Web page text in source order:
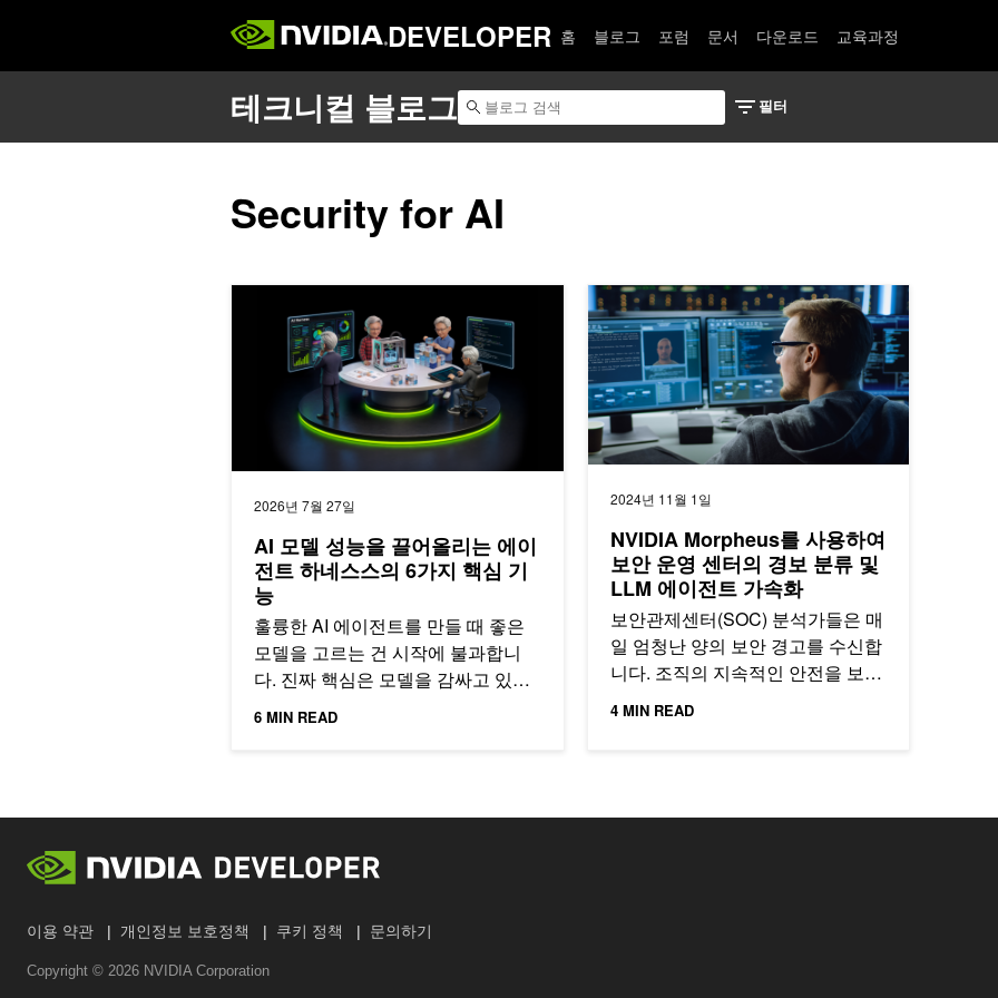
DEVELOPER 홈 블로그 포럼 문서 다운로드 교육과정
Security for AI
2026년 7월 27일
AI 모델 성능을 끌어올리는 에이
전트 하네스스의 6가지 핵심 기
능
훌륭한 AI 에이전트를 만들 때 좋은
모델을 고르는 건 시작에 불과합니
다. 진짜 핵심은 모델을 감싸고 있는
아키텍처, 즉 ‘하네스(Harness)’…
6 MIN READ
AI 모델 성능을 끌어올리는 에이전트 하네스스의 6가지 핵심 기능
2024년 11월 1일
NVIDIA Morpheus를 사용하여
보안 운영 센터의 경보 분류 및
LLM 에이전트 가속화
보안관제센터(SOC) 분석가들은 매
일 엄청난 양의 보안 경고를 수신합
니다. 조직의 지속적인 안전을 보장
하기 위해 이들은 수신되는 노이즈
4 MIN READ
NVIDIA Morpheus를 사용하여 보안 운영 센터의 경보
이용 약관 개인정보 보호정책 쿠키 정책 문의하기
Copyright © 2026 NVIDIA Corporation